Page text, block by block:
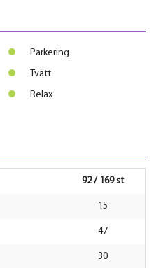
Parkering
Tvätt
Relax
92 / 169 st
15
47
30